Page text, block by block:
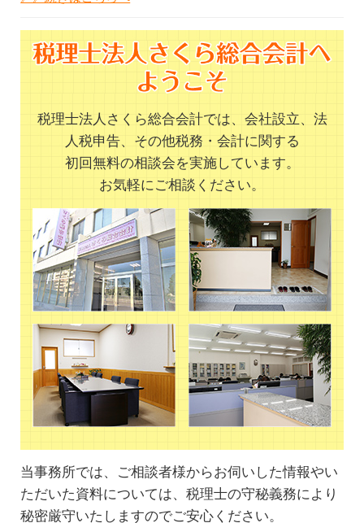
税理士法人さくら総合会計では、会社設立、法
人税申告、その他税務・会計に関する
初回無料の相談会を実施しています。
お気軽にご相談ください。
当事務所では、ご相談者様からお伺いした情報やい
ただいた資料については、税理士の守秘義務により
秘密厳守いたしますのでご安心ください。